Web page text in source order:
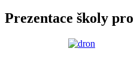
Prezentace školy